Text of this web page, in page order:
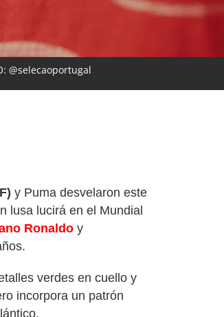
@selecaoportugal
y Puma desvelaron este
lusa lucirá en el Mundial
Ronaldo y
verdes en cuello y
incorpora un patrón